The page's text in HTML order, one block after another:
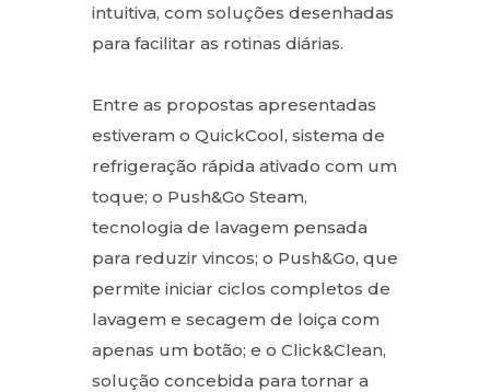
intuitiva, com soluções desenhadas
para facilitar as rotinas diárias.
Entre as propostas apresentadas
estiveram o QuickCool, sistema de
refrigeração rápida ativado com um
toque; o Push&Go Steam,
tecnologia de lavagem pensada
para reduzir vincos; o Push&Go, que
permite iniciar ciclos completos de
lavagem e secagem de loiça com
apenas um botão; e o Click&Clean,
solução concebida para tornar a